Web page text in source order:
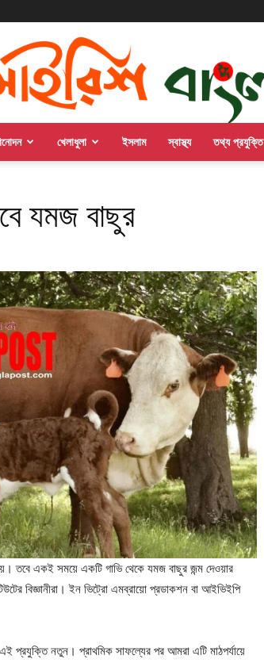
খেলাধুলা ইসলাম স্বাস্থ্য তথ্য প্রযুক্তি
যমজ বাছুর
তবে একই সময়ে একটি গাভি থেকে যমজ বাছুর জন্ম দেওয়ার
বিজ্ঞানীরা। ইন ভিট্রো এমব্রায়ো প্রডাকশন বা আইভিইপি
এই প্রযুক্তি নতুন। প্রাথমিক সাফল্যের পর আমরা এটি মাঠপর্যায়ে